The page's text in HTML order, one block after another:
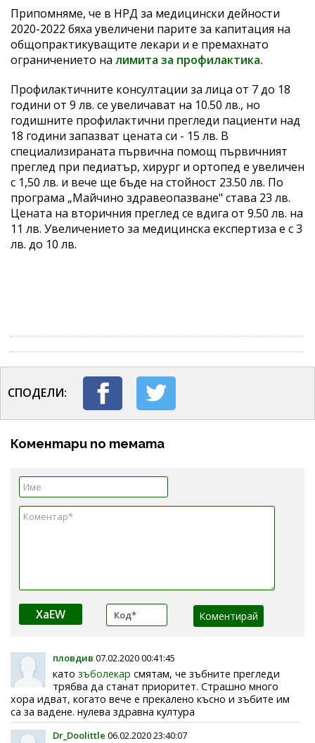
Припомняме, че в НРД за медицински дейности
2020-2022 бяха увеличени парите за капитация на
общопрактикуващите лекари и е премахнато
ограничението на лимита за профилактика.
Профилактичните консултации за лица от 7 до 18
години от 9 лв. се увеличават на 10.50 лв., но
годишните профилактични прегледи пациенти над
18 години запазват цената си - 15 лв. В
специализираната първична помощ първичният
преглед при педиатър, хирург и ортопед е увеличен
с 1,50 лв. и вече ще бъде на стойност 23.50 лв. По
програма „Майчино здравеопазване" става 23 лв.
Цената на вторичния преглед се вдига от 9.50 лв. на
11 лв. Увеличението за медицинска експертиза е с 3
лв. до 10 лв.
СПОДЕЛИ:
Коментари по темата
XaEW
пловдив 07.02.2020 00:41:45
като зъболекар смятам, че зъбните прегледи
трябва да станат приоритет. Страшно много
хора идват, когато вече е прекалено късно и зъбите им
са за вадене. нулева здравна култура
Dr_Doolittle 06.02.2020 23:40:07